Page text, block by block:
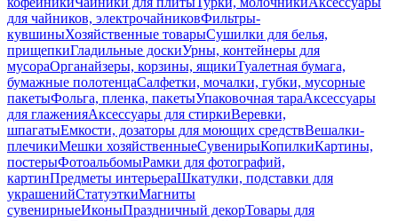
для чайников, электрочайниковФильтры-
кувшиныХозяйственные товарыСушилки для белья,
прищепкиГладильные доскиУрны, контейнеры для
мусораОрганайзеры, корзины, ящикиТуалетная бумага,
бумажные полотенцаСалфетки, мочалки, губки, мусорные
пакетыФольга, пленка, пакетыУпаковочная тараАксессуары
для глаженияАксессуары для стиркиВеревки,
шпагатыЕмкости, дозаторы для моющих средствВешалки-
плечикиМешки хозяйственныеСувенирыКопилкиКартины,
постерыФотоальбомыРамки для фотографий,
картинПредметы интерьераШкатулки, подставки для
украшенийСтатуэткиМагниты
сувенирныеИконыПраздничный декорТовары для